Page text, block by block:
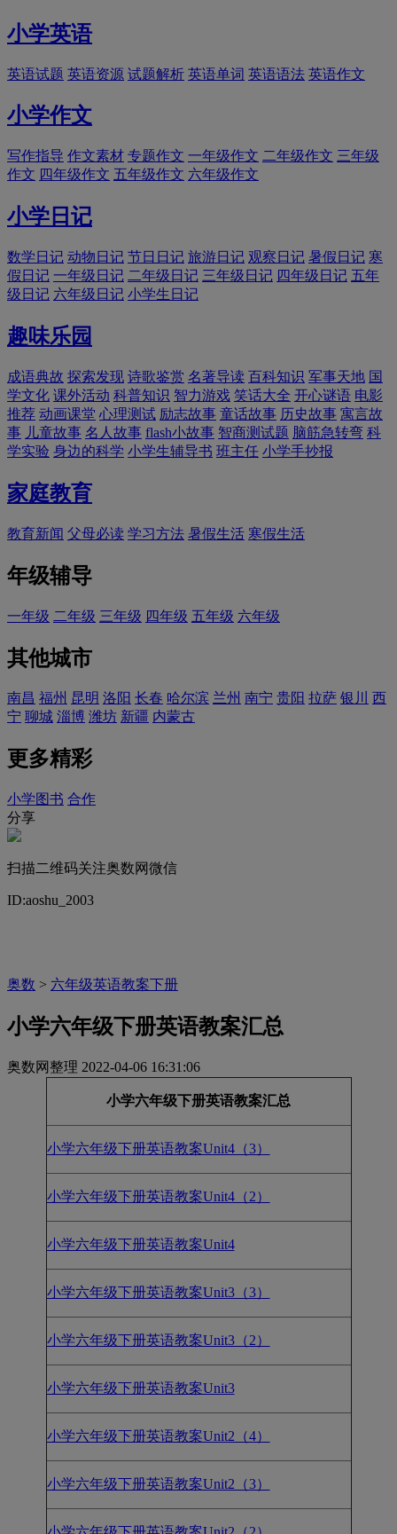
小学英语
英语试题 英语资源 试题解析 英语单词 英语语法 英语作文
小学作文
写作指导 作文素材 专题作文 一年级作文 二年级作文 三年级
作文 四年级作文 五年级作文 六年级作文
小学日记
数学日记 动物日记 节日日记 旅游日记 观察日记 暑假日记 寒
假日记 一年级日记 二年级日记 三年级日记 四年级日记 五年
级日记 六年级日记 小学生日记
趣味乐园
成语典故 探索发现 诗歌鉴赏 名著导读 百科知识 军事天地 国
学文化 课外活动 科普知识 智力游戏 笑话大全 开心谜语 电影
推荐 动画课堂 心理测试 励志故事 童话故事 历史故事 寓言故
事 儿童故事 名人故事 flash小故事 智商测试题 脑筋急转弯 科
学实验 身边的科学 小学生辅导书 班主任 小学手抄报
家庭教育
教育新闻 父母必读 学习方法 暑假生活 寒假生活
年级辅导
一年级 二年级 三年级 四年级 五年级 六年级
其他城市
南昌 福州 昆明 洛阳 长春 哈尔滨 兰州 南宁 贵阳 拉萨 银川 西
宁 聊城 淄博 潍坊 新疆 内蒙古
更多精彩
小学图书 合作
分享
扫描二维码关注奥数网微信
ID:aoshu_2003
奥数 > 六年级英语教案下册
小学六年级下册英语教案汇总
奥数网整理 2022-04-06 16:31:06
小学六年级下册英语教案汇总
小学六年级下册英语教案Unit4（3）
小学六年级下册英语教案Unit4（2）
小学六年级下册英语教案Unit4
小学六年级下册英语教案Unit3（3）
小学六年级下册英语教案Unit3（2）
小学六年级下册英语教案Unit3
小学六年级下册英语教案Unit2（4）
小学六年级下册英语教案Unit2（3）